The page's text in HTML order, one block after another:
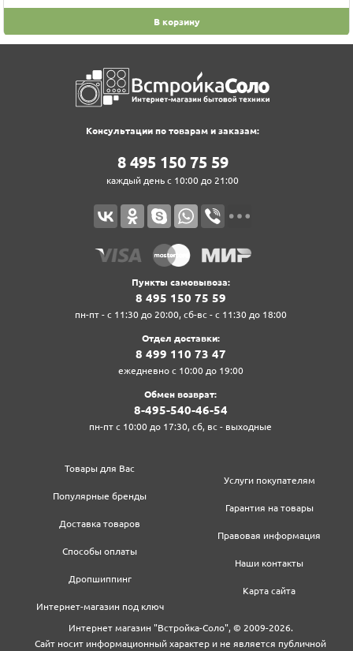
В корзину
Консультации по товарам и заказам:
8‍ 4‍9‍5‍ 1‍5‍0‍ 7‍5‍ 5‍9‍
каждый день с 10:00 до 21:00
Пункты самовывоза:
8‍ 4‍9‍5‍ 1‍5‍0‍ 7‍5‍ 5‍9‍
пн-пт - с 11:30 до 20:00, сб-вс - с 11:30 до 18:00
Отдел доставки:
8‍ 4‍9‍9‍ 1‍1‍0‍ 7‍3‍ 4‍7‍
ежедневно с 10:00 до 19:00
Обмен возврат:
8‍-4‍9‍5‍-5‍4‍0‍-4‍6‍-5‍4‍
пн-пт с 10:00 до 17:30, сб, вс - выходные
Товары для Вас
Популярные бренды
Доставка товаров
Способы оплаты
Дропшиппинг
Интернет-магазин под ключ
Услуги покупателям
Гарантия на товары
Правовая информация
Наши контакты
Карта сайта
Интернет магазин "Встройка-Соло", © 2009-2026.
Сайт носит информационный характер и не является публичной